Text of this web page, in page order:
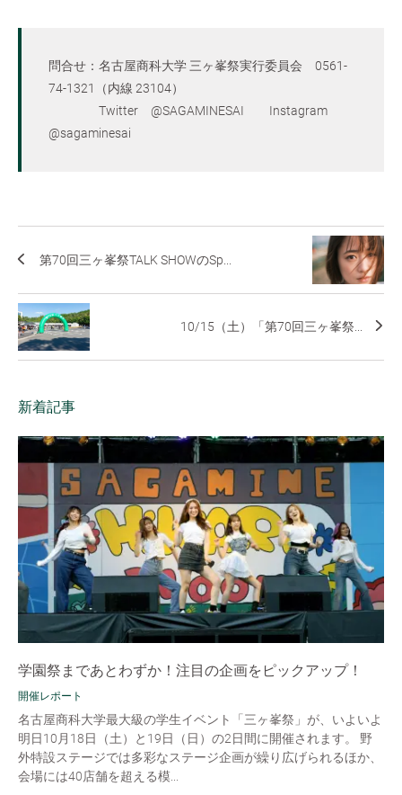
問合せ：名古屋商科大学 三ヶ峯祭実行委員会 0561-
74-1321（内線 23104）
Twitter @SAGAMINESAI Instagram
@sagaminesai
第70回三ヶ峯祭TALK SHOWのSp...
10/15（土）「第70回三ヶ峯祭...
新着記事
学園祭まであとわずか！注目の企画をピックアップ！
開催レポート
名古屋商科大学最大級の学生イベント「三ヶ峯祭」が、いよいよ
明日10月18日（土）と19日（日）の2日間に開催されます。 野
外特設ステージでは多彩なステージ企画が繰り広げられるほか、
会場には40店舗を超える模...